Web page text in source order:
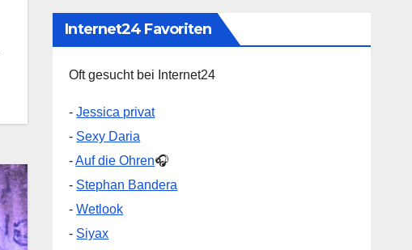
Internet24 Favoriten
Oft gesucht bei Internet24
-Jessica privat
- Sexy Daria
-Auf die Ohren🎧
- Stephan Bandera
-Wetlook
- Siyax